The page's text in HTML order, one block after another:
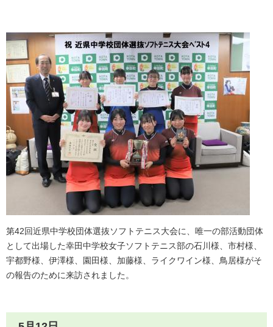
第42回近県中学校団体選抜ソフトテニス大会に、唯一の部活動団体
として出場した幸田中学校女子ソフトテニス部の石川様、市村様、
宇都野様、伊澤様、園田様、加藤様、ライクワイン様、鳥居様がそ
の報告のために来訪されました。